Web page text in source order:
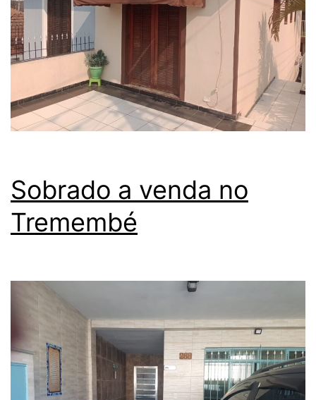
Sobrado a venda no
Tremembé